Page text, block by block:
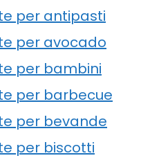
per antipasti
per avocado
per bambini
per barbecue
per bevande
per biscotti